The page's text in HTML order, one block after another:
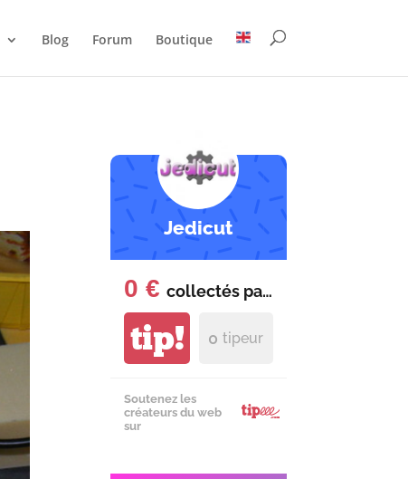
Blog Forum Boutique
Jedicut
0 € collectés par
tip! 0 tipeur
Soutenez les
créateurs du web
sur